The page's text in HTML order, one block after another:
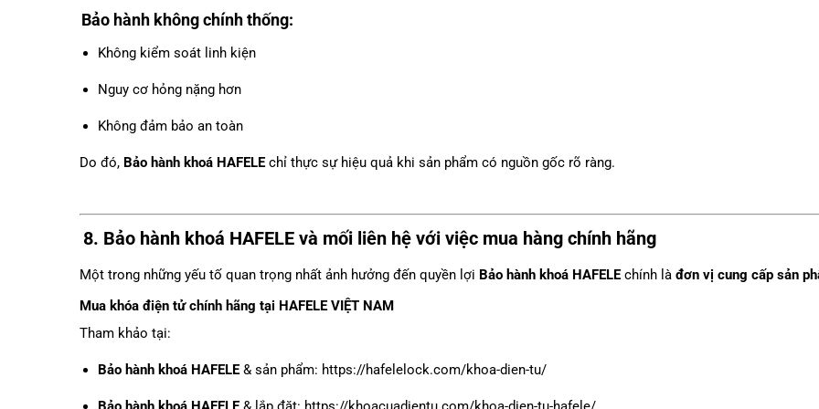
Bảo hành không chính thống:
Không kiểm soát linh kiện
Nguy cơ hỏng nặng hơn
Không đảm bảo an toàn
Do đó, Bảo hành khoá HAFELEchỉ thực sự hiệu quả khi sản phẩm có nguồn gốc rõ ràng.
8. Bảo hành khoá HAFELE và mối liên hệ với việc mua hàng chính hãng
Một trong những yếu tố quan trọng nhất ảnh hưởng đến quyền lợi Bảo hành khoá HAFELEchính là đơn vị cung cấp sản
Mua khóa điện tử chính hãng tại HAFELE VIỆT NAM
Tham khảo tại:
Bảo hành khoá HAFELE& sản phẩm: https://hafelelock.com/khoa-dien-tu/